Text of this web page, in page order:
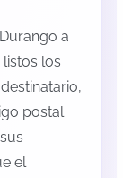
a
los
postal
el